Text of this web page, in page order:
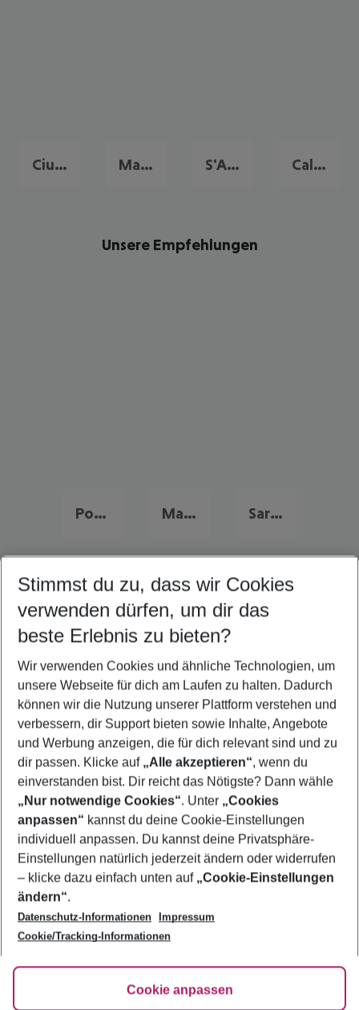
Ciutadella de Menorca Mahon S'Algar Cala Galdana
Unsere Empfehlungen
Portugal Urlaub Malta Last Minute Sardinien Last Minute
Quicklinks
Flug & Hotel Cala'n Bosch
Pauschalreisen Cala'n Bosch
Familienurlaub Cala'n Bosch
Frübucher Angebote Cala'n Bosch für 2026
Urlaub Cala'n Bosch
Footer
Footer navigation
Über uns
AGB
Bestpreisgarantie
Cookie-Einstellungen ändern
Cookie-Richtlinie
Agenturbetreuung
Barrierefreies Reisen
HanseMerkur Reiseversicherung
Folge uns
Stimmst du zu, dass wir Cookies
verwenden dürfen, um dir das
beste Erlebnis zu bieten?
Wir verwenden Cookies und ähnliche Technologien, um
unsere Webseite für dich am Laufen zu halten. Dadurch
können wir die Nutzung unserer Plattform verstehen und
verbessern, dir Support bieten sowie Inhalte, Angebote
und Werbung anzeigen, die für dich relevant sind und zu
dir passen. Klicke auf „Alle akzeptieren“, wenn du
einverstanden bist. Dir reicht das Nötigste? Dann wähle
„Nur notwendige Cookies“. Unter „Cookies
anpassen“ kannst du deine Cookie-Einstellungen
individuell anpassen. Du kannst deine Privatsphäre-
Einstellungen natürlich jederzeit ändern oder widerrufen
– klicke dazu einfach unten auf „Cookie-Einstellungen
ändern“.
Datenschutz-Informationen
Impressum
Cookie/Tracking-Informationen
Cookie anpassen